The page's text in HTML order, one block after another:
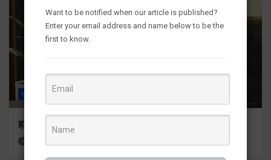
राज्य
हर घर तिरंगा अभियान को जन-जन तक पहुंचाने की तैयारी
Want to be notified when our article is published?
Enter your email address and name below to be the
first to know.